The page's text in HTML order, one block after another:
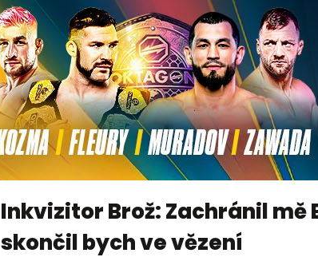
Inkvizitor Brož: Zachránil mě
skončil bych ve vězení